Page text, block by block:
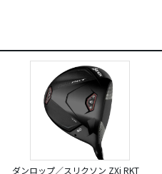
ダンロップ／スリクソン ZXi RKT